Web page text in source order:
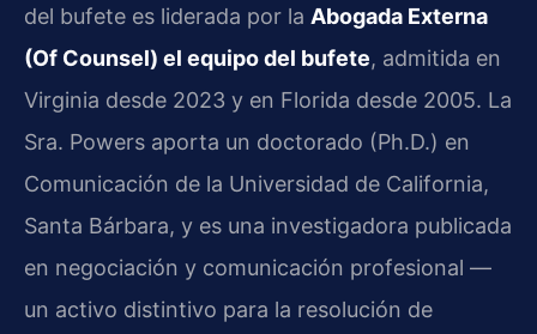
del bufete es liderada por la Abogada Externa
(Of Counsel) el equipo del bufete, admitida en
Virginia desde 2023 y en Florida desde 2005. La
Sra. Powers aporta un doctorado (Ph.D.) en
Comunicación de la Universidad de California,
Santa Bárbara, y es una investigadora publicada
en negociación y comunicación profesional —
un activo distintivo para la resolución de